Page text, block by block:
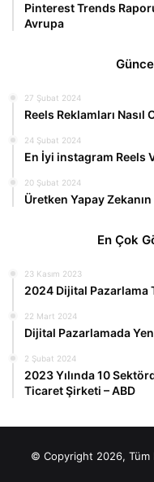
Pinterest Trends
Avrupa
27 Şubat 2024
Reels Reklamları
24 Şubat 2024
En İyi instagram Reels
20 Şubat 2024
Üretken Yapay
En Çok
23 Kasım 2023
2024 Dijital Pazarlama
22 Mart 2024
Dijital Pazarlamada
2 Şubat 2024
2023 Yılında 10
Ticaret Şirketi – ABD
© Copyright 2026, Tüm